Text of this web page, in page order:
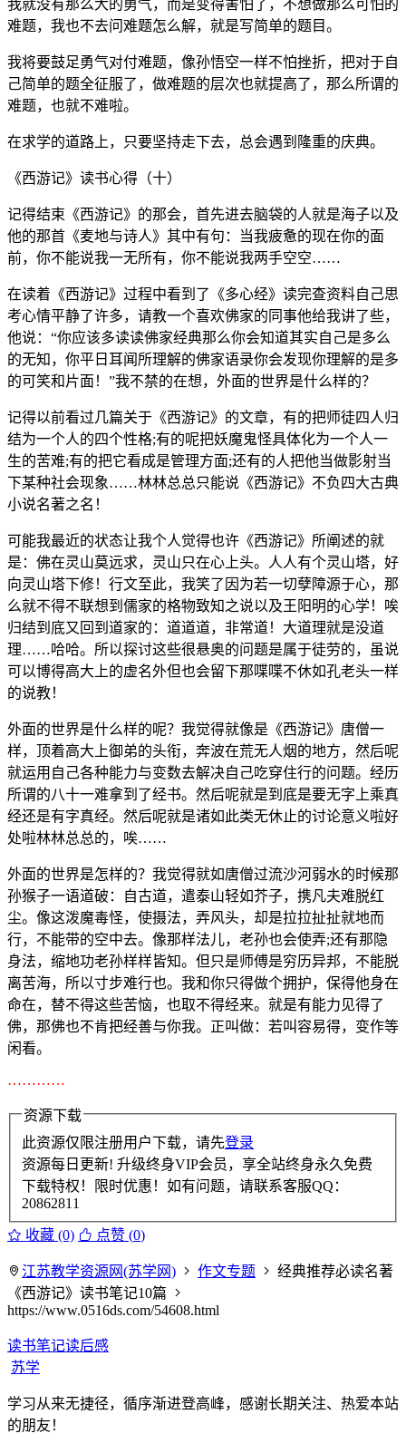
我就没有那么大的勇气，而是变得害怕了，不想做那么可怕的
难题，我也不去问难题怎么解，就是写简单的题目。
我将要鼓足勇气对付难题，像孙悟空一样不怕挫折，把对于自
己简单的题全征服了，做难题的层次也就提高了，那么所谓的
难题，也就不难啦。
在求学的道路上，只要坚持走下去，总会遇到隆重的庆典。
《西游记》读书心得（十）
记得结束《西游记》的那会，首先进去脑袋的人就是海子以及
他的那首《麦地与诗人》其中有句：当我疲惫的现在你的面
前，你不能说我一无所有，你不能说我两手空空……
在读着《西游记》过程中看到了《多心经》读完查资料自己思
考心情平静了许多，请教一个喜欢佛家的同事他给我讲了些，
他说：“你应该多读读佛家经典那么你会知道其实自己是多么
的无知，你平日耳闻所理解的佛家语录你会发现你理解的是多
的可笑和片面！”我不禁的在想，外面的世界是什么样的？
记得以前看过几篇关于《西游记》的文章，有的把师徒四人归
结为一个人的四个性格;有的呢把妖魔鬼怪具体化为一个人一
生的苦难;有的把它看成是管理方面;还有的人把他当做影射当
下某种社会现象……林林总总只能说《西游记》不负四大古典
小说名著之名！
可能我最近的状态让我个人觉得也许《西游记》所阐述的就
是：佛在灵山莫远求，灵山只在心上头。人人有个灵山塔，好
向灵山塔下修！行文至此，我笑了因为若一切孽障源于心，那
么就不得不联想到儒家的格物致知之说以及王阳明的心学！唉
归结到底又回到道家的：道道道，非常道！大道理就是没道
理……哈哈。所以探讨这些很悬奥的问题是属于徒劳的，虽说
可以博得高大上的虚名外但也会留下那喋喋不休如孔老头一样
的说教！
外面的世界是什么样的呢？我觉得就像是《西游记》唐僧一
样，顶着高大上御弟的头衔，奔波在荒无人烟的地方，然后呢
就运用自己各种能力与变数去解决自己吃穿住行的问题。经历
所谓的八十一难拿到了经书。然后呢就是到底是要无字上乘真
经还是有字真经。然后呢就是诸如此类无休止的讨论意义啦好
处啦林林总总的，唉……
外面的世界是怎样的？我觉得就如唐僧过流沙河弱水的时候那
孙猴子一语道破：自古道，遣泰山轻如芥子，携凡夫难脱红
尘。像这泼魔毒怪，使摄法，弄风头，却是拉拉扯扯就地而
行，不能带的空中去。像那样法儿，老孙也会使弄;还有那隐
身法，缩地功老孙样样皆知。但只是师傅是穷历异邦，不能脱
离苦海，所以寸步难行也。我和你只得做个拥护，保得他身在
命在，替不得这些苦恼，也取不得经来。就是有能力见得了
佛，那佛也不肯把经善与你我。正叫做：若叫容易得，变作等
闲看。
…………
资源下载
此资源仅限注册用户下载，请先登录
资源每日更新! 升级终身VIP会员，享全站终身永久免费
下载特权！限时优惠！如有问题，请联系客服QQ：
20862811
收藏 (0) 点赞 (0)
江苏教学资源网(苏学网) 作文专题
经典推荐必读名著
《西游记》读书笔记10篇
https://www.0516ds.com/54608.html
读书笔记读后感
苏学
学习从来无捷径，循序渐进登高峰，感谢长期关注、热爱本站
的朋友！